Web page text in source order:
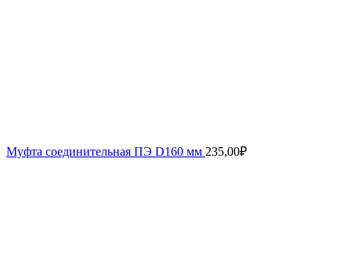
Муфта соединительная ПЭ D160 мм 235,00₽